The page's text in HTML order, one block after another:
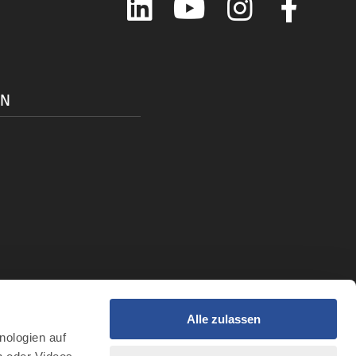
auf
Alle zulassen
Intelligenz